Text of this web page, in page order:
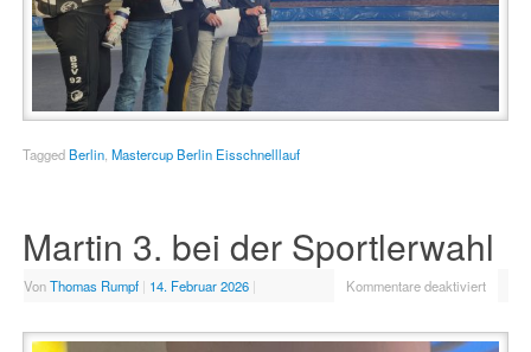
TaggedBerlin, Mastercup Berlin Eisschnelllauf
Martin 3. bei der Sportlerwahl
VonThomas Rumpf | 14. Februar 2026 | Kommentare deaktiviert